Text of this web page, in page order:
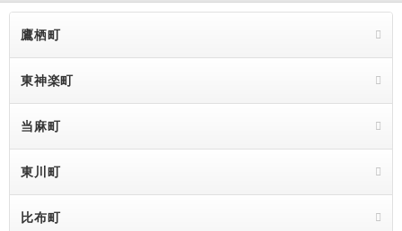
鷹栖町
東神楽町
当麻町
東川町
比布町